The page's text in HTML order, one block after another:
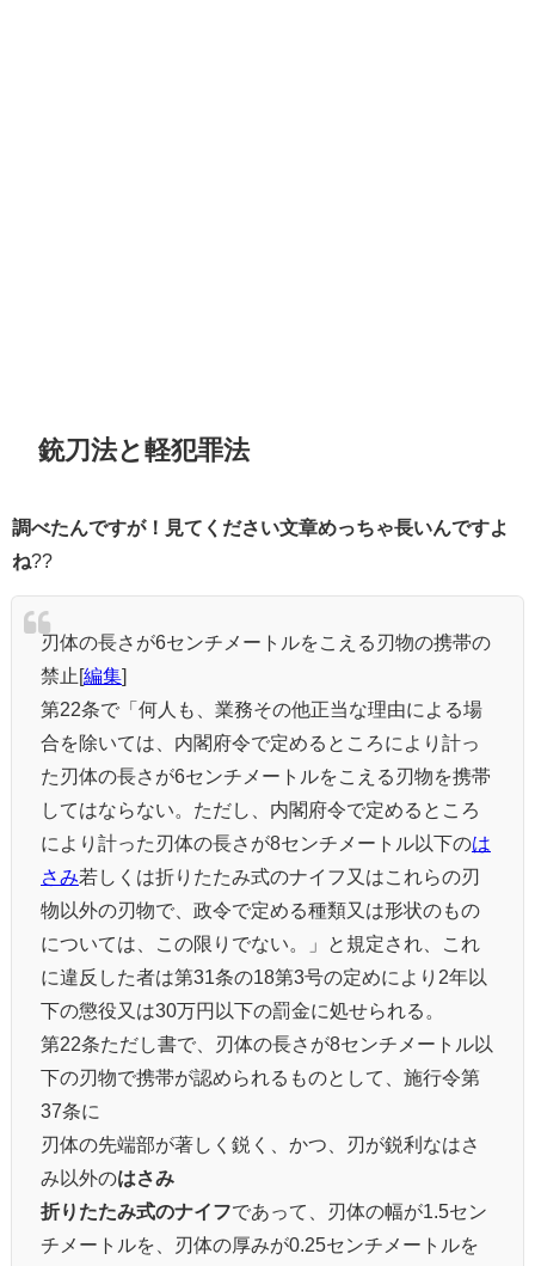
銃刀法と軽犯罪法
調べたんですが！見てください文章めっちゃ長いんですよ
ね??
刃体の長さが6センチメートルをこえる刃物の携帯の
禁止[編集]
第22条で「何人も、業務その他正当な理由による場
合を除いては、内閣府令で定めるところにより計っ
た刃体の長さが6センチメートルをこえる刃物を携帯
してはならない。ただし、内閣府令で定めるところ
により計った刃体の長さが8センチメートル以下のは
さみ若しくは折りたたみ式のナイフ又はこれらの刃
物以外の刃物で、政令で定める種類又は形状のもの
については、この限りでない。」と規定され、これ
に違反した者は第31条の18第3号の定めにより2年以
下の懲役又は30万円以下の罰金に処せられる。
第22条ただし書で、刃体の長さが8センチメートル以
下の刃物で携帯が認められるものとして、施行令第
37条に
刃体の先端部が著しく鋭く、かつ、刃が鋭利なはさ
み以外のはさみ
折りたたみ式のナイフであって、刃体の幅が1.5セン
チメートルを、刃体の厚みが0.25センチメートルを